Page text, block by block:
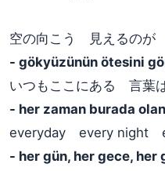
空の向こう 見えるのが
- gökyüzünün ötesini
いつもここにある 言葉
- her zaman burada
​everyday every night
- ​her gün, her gece, her